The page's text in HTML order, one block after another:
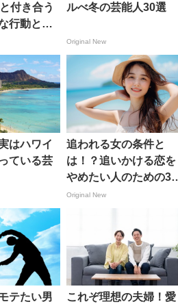
付き合う
行動と
ルべ冬の芸能人30選
Original New
はハワイ
ている芸
追われる女の条件と
は！？追いかける恋を
やめたい人のための30
のポイント！
Original New
テたい男
これぞ理想の夫婦！愛